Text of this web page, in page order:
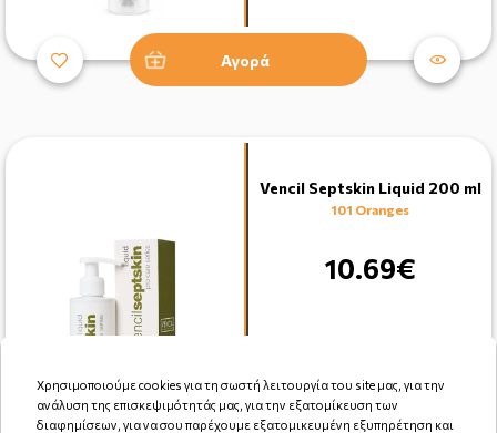
Αγορά
Vencil Septskin Liquid 200 ml
101 Oranges
10.69€
Χρησιμοποιούμε cookies για τη σωστή λειτουργία του site μας, για την
ανάλυση της επισκεψιμότητάς μας, για την εξατομίκευση των
διαφημίσεων, για να σου παρέχουμε εξατομικευμένη εξυπηρέτηση και